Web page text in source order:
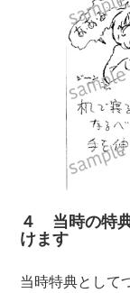
４ 当時の特
けます
当時特典として